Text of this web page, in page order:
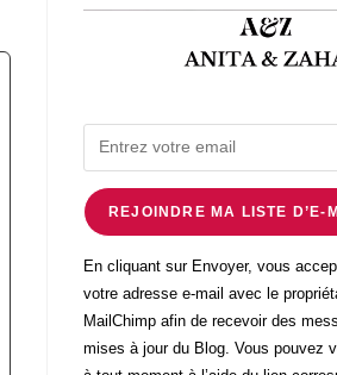
REJOINDRE MA LISTE D’E-
En cliquant sur Envoyer, vous
votre adresse e-mail avec le
MailChimp afin de recevoir des
mises à jour du Blog. Vous pouvez